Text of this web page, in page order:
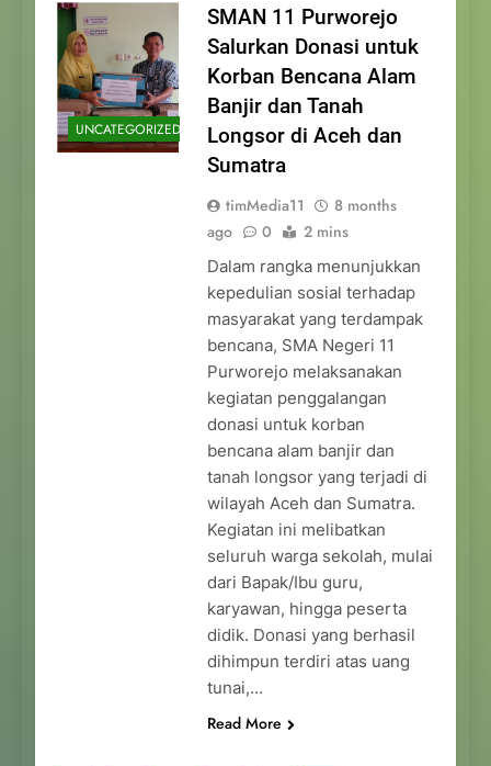
UNCATEGORIZED
SMAN 11 Purworejo
Salurkan Donasi untuk
Korban Bencana Alam
Banjir dan Tanah
Longsor di Aceh dan
Sumatra
timMedia11
8 months
ago
0 2 mins
Dalam rangka menunjukkan
kepedulian sosial terhadap
masyarakat yang terdampak
bencana, SMA Negeri 11
Purworejo melaksanakan
kegiatan penggalangan
donasi untuk korban
bencana alam banjir dan
tanah longsor yang terjadi di
wilayah Aceh dan Sumatra.
Kegiatan ini melibatkan
seluruh warga sekolah, mulai
dari Bapak/Ibu guru,
karyawan, hingga peserta
didik. Donasi yang berhasil
dihimpun terdiri atas uang
tunai,…
Read More